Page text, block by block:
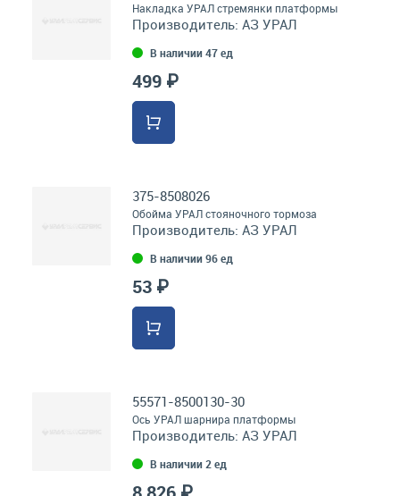
Накладка УРАЛ стремянки платформы
Производитель: АЗ УРАЛ
В наличии 47 ед
499 ₽
375-8508026
Обойма УРАЛ стояночного тормоза
Производитель: АЗ УРАЛ
В наличии 96 ед
53 ₽
55571-8500130-30
Ось УРАЛ шарнира платформы
Производитель: АЗ УРАЛ
В наличии 2 ед